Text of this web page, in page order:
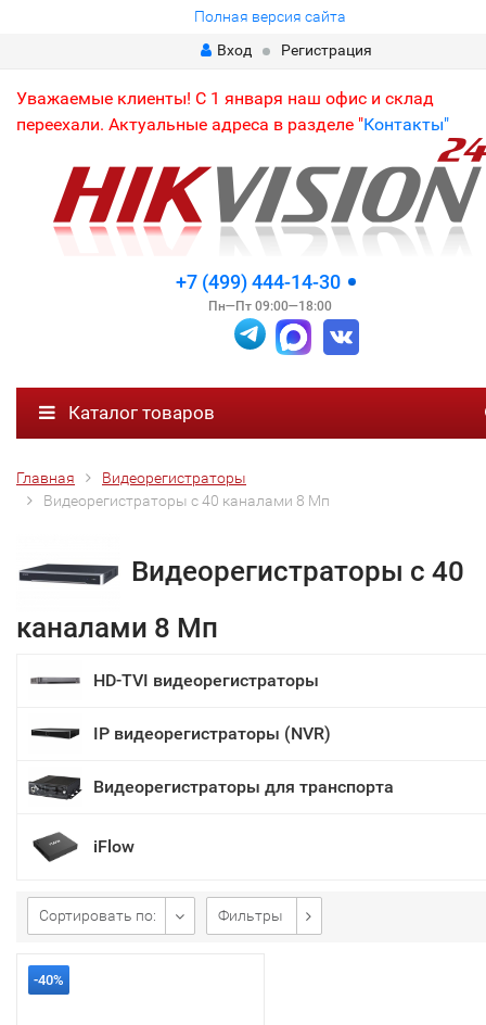
Полная версия сайта
Вход
Регистрация
Уважаемые клиенты! С 1 января наш офис и склад
переехали. Актуальные адреса в разделе "Контакты"
+7 (499) 444-14-30
Пн—Пт 09:00—18:00
Каталог товаров
Главная
Видеорегистраторы
Видеорегистраторы с 40 каналами 8 Мп
Видеорегистраторы с 40
каналами 8 Мп
HD-TVI видеорегистраторы
IP видеорегистраторы (NVR)
Видеорегистраторы для транспорта
iFlow
Сортировать по: Фильтры
-40%